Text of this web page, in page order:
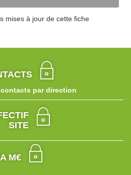
mises à jour de cette fiche
par direction
SITE
M€